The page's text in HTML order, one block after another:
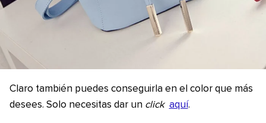
Claro también puedes conseguirla en el color que más
desees. Solo necesitas dar un click aquí.